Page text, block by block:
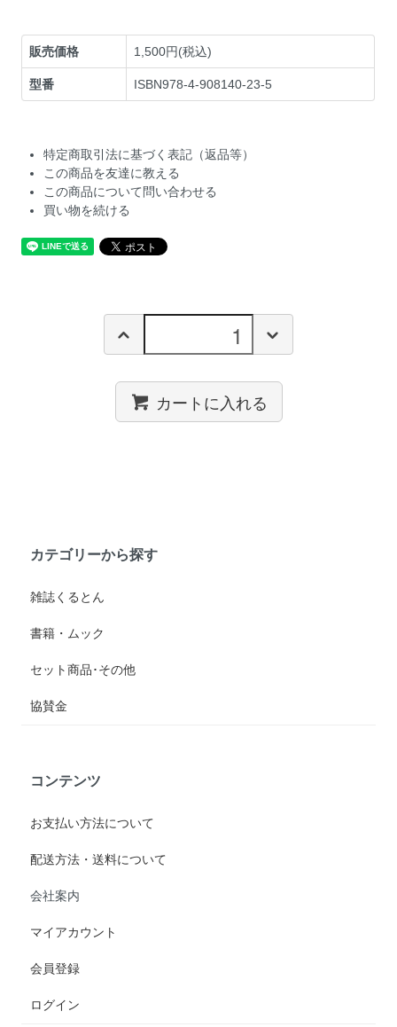
販売価格 1,500円(税込)
型番 ISBN978-4-908140-23-5
特定商取引法に基づく表記（返品等）
この商品を友達に教える
この商品について問い合わせる
買い物を続ける
カートに入れる
カテゴリーから探す
雑誌くるとん
書籍・ムック
セット商品･その他
協賛金
コンテンツ
お支払い方法について
配送方法・送料について
会社案内
マイアカウント
会員登録
ログイン